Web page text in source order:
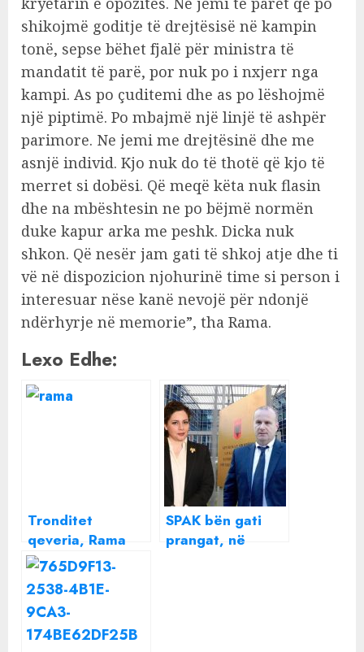
shikojmë goditje të drejtësisë në kampin
tonë, sepse bëhet fjalë për ministra të
mandatit të parë, por nuk po i nxjerr nga
kampi. As po çuditemi dhe as po lëshojmë
një piptimë. Po mbajmë një linjë të ashpër
parimore. Ne jemi me drejtësinë dhe me
asnjë individ. Kjo nuk do të thotë që kjo të
merret si dobësi. Që meqë këta nuk flasin
dhe na mbështesin ne po bëjmë normën
duke kapur arka me peshk. Dicka nuk
shkon. Që nesër jam gati të shkoj atje dhe ti
vë në dispozicion njohurinë time si person i
interesuar nëse kanë nevojë për ndonjë
ndërhyrje në memorie”, tha Rama.
Lexo Edhe:
Tronditet
qeveria, Rama
dorëzon të vetët
për
inceneratorët:
SPAK bën gati
prangat për
SPAK bën gati
prangat, në